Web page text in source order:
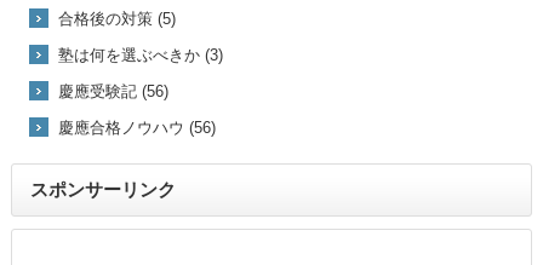
合格後の対策 (5)
塾は何を選ぶべきか (3)
慶應受験記 (56)
慶應合格ノウハウ (56)
スポンサーリンク